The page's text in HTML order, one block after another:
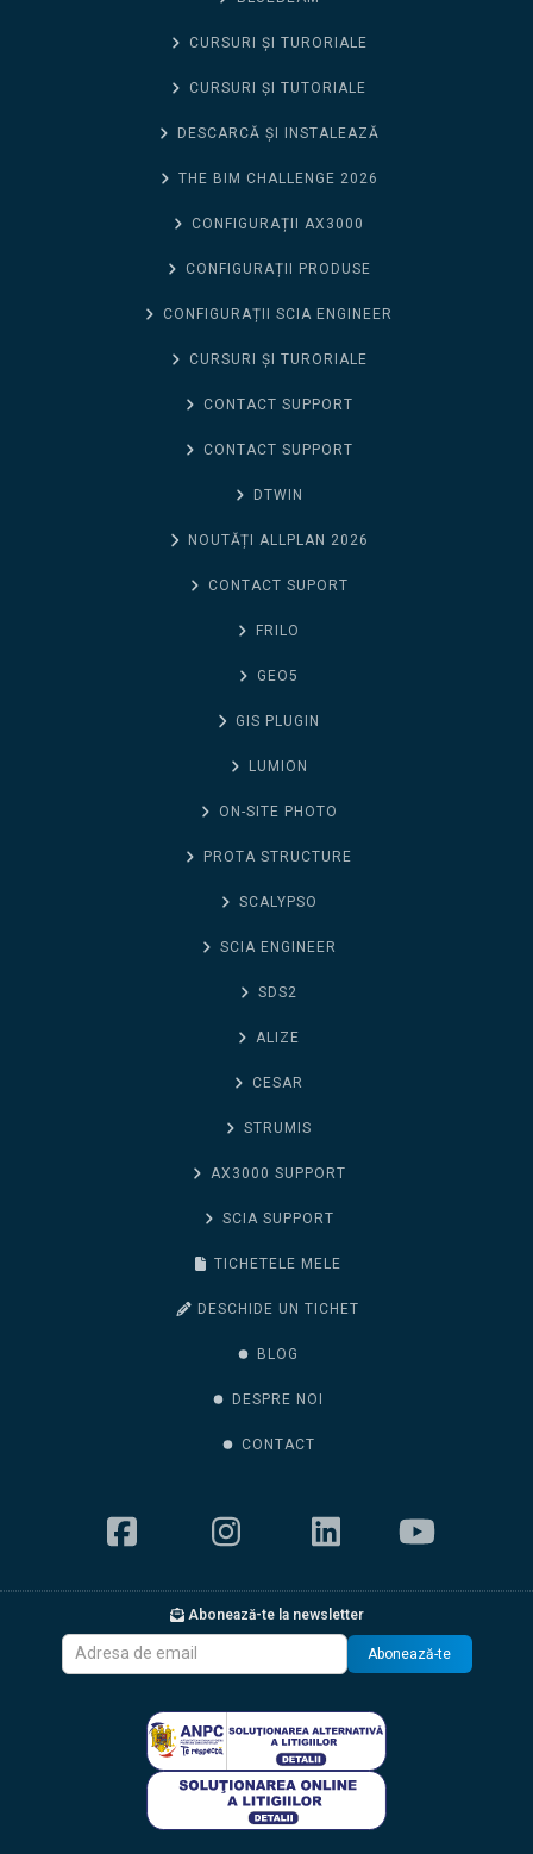
CURSURI ȘI TURORIALE
CURSURI ȘI TUTORIALE
DESCARCĂ ȘI INSTALEAZĂ
THE BIM CHALLENGE 2026
CONFIGURAȚII AX3000
CONFIGURAȚII PRODUSE
CONFIGURAȚII SCIA ENGINEER
CURSURI ȘI TURORIALE
CONTACT SUPPORT
CONTACT SUPPORT
DTWIN
NOUTĂȚI ALLPLAN 2026
CONTACT SUPORT
FRILO
GEO5
GIS PLUGIN
LUMION
ON-SITE PHOTO
PROTA STRUCTURE
SCALYPSO
SCIA ENGINEER
SDS2
ALIZE
CESAR
STRUMIS
AX3000 SUPPORT
SCIA SUPPORT
TICHETELE MELE
DESCHIDE UN TICHET
BLOG
DESPRE NOI
CONTACT
Abonează-te la newsletter
Abonează-te